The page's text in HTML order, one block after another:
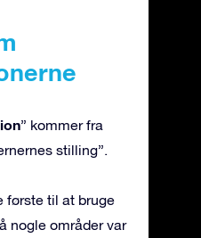
” kommer fra
stilling”.
første til at bruge
nogle områder var